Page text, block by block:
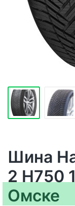
Шина
2 H750
Омске